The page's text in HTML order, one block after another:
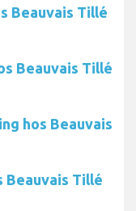
Beauvais Tillé
Beauvais Tillé
hos Beauvais
Beauvais Tillé